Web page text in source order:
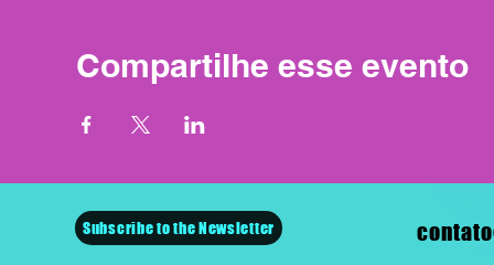
Compartilhe esse evento
Subscribe to the Newsletter